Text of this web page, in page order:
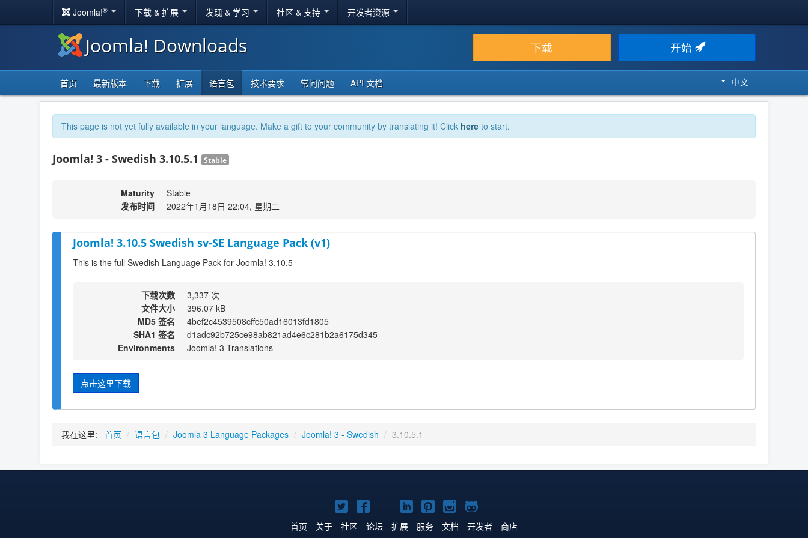
Joomla!® 下载 & 扩展 发现 & 学习 社区 & 支持 开发者资源
Joomla! Downloads 下载 开始
首页 最新版本 下载 扩展 语言包 技术要求 常问问题 API 文档 中文
This page is not yet fully available in your language. Make a gift to your community by translating it! Click here to start.
Joomla! 3 - Swedish 3.10.5.1 Stable
Maturity
Stable
发布时间
2022年1月18日 22:04, 星期二
Joomla! 3.10.5 Swedish sv-SE Language Pack (v1)
This is the full Swedish Language Pack for Joomla! 3.10.5
下载次数
3,337 次
文件大小
396.07 kB
MD5 签名
4bef2c4539508cffc50ad16013fd1805
SHA1 签名
d1adc92b725ce98ab821ad4e6c281b2a6175d345
Environments
Joomla! 3 Translations
点击这里下载
我在这里: 首页 / 语言包 / Joomla 3 Language Packages / Joomla! 3 - Swedish / 3.10.5.1
Twitter
主
Facebook
主
YouTube
主
LinkedIn
主
Pinterest
主
Instagram
主
GitHub
主
首页 关于 社区 论坛 扩展 服务 文档 开发者 商店